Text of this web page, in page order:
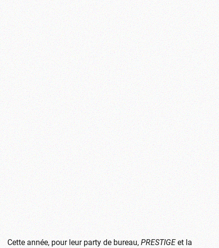
Cette année, pour leur party de bureau,PRESTIGEet la